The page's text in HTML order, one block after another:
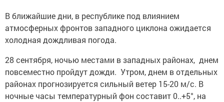
В ближайшие дни, в республике под влиянием
атмосферных фронтов западного циклона ожидается
холодная дождливая погода.
28 сентября, ночью местами в западных районах, днем
повсеместно пройдут дожди. Утром, днем в отдельных
районах прогнозируется сильный ветер 15-20 м/с. В
ночные часы температурный фон составит 0..+5°, на